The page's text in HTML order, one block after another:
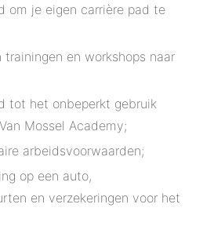
om je eigen carrière pad te
en workshops naar
tot het onbeperkt gebruik
Mossel Academy;
arbeidsvoorwaarden;
op een auto,
en verzekeringen voor het